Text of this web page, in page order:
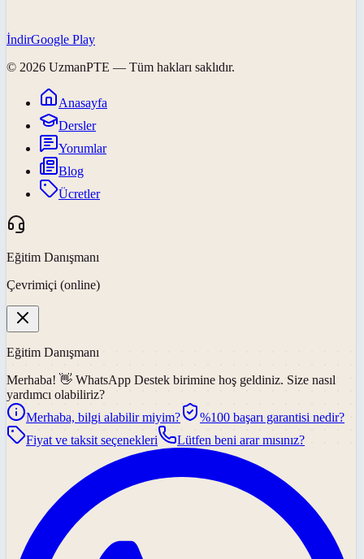
İndirGoogle Play
© 2026 UzmanPTE — Tüm hakları saklıdır.
Anasayfa
Dersler
Yorumlar
Blog
Ücretler
Eğitim Danışmanı
Çevrimiçi (online)
Eğitim Danışmanı
Merhaba! 👋 WhatsApp Destek birimine hoş geldiniz. Size nasıl
yardımcı olabiliriz?
Merhaba, bilgi alabilir miyim?
%100 başarı garantisi nedir?
Fiyat ve taksit seçenekleri
Lütfen beni arar mısınız?